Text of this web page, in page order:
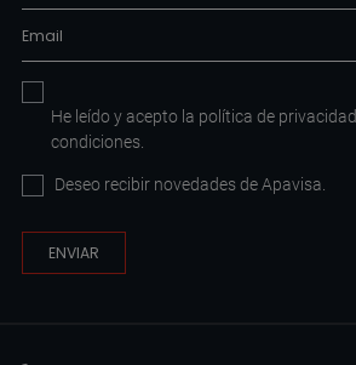
He leído y acepto la política de privacidad
condiciones.
Deseo recibir novedades de Apavisa.